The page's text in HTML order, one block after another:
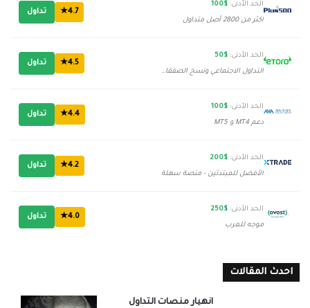
الحد الأدنى: $100
أكثر من 2800 أصل متداول
4.7★ تداول
الحد الأدنى: $50
التداول الاجتماعي ونسخ الصفقات
4.5★ تداول
الحد الأدنى: $100
دعم MT4 و MT5
4.4★ تداول
الحد الأدنى: $200
الأفضل للمبتدئين - منصة سهلة
4.2★ تداول
الحد الأدنى: $250
موجه للعرب
4.0★ تداول
احدث المقالات
انهيار منصات التداول